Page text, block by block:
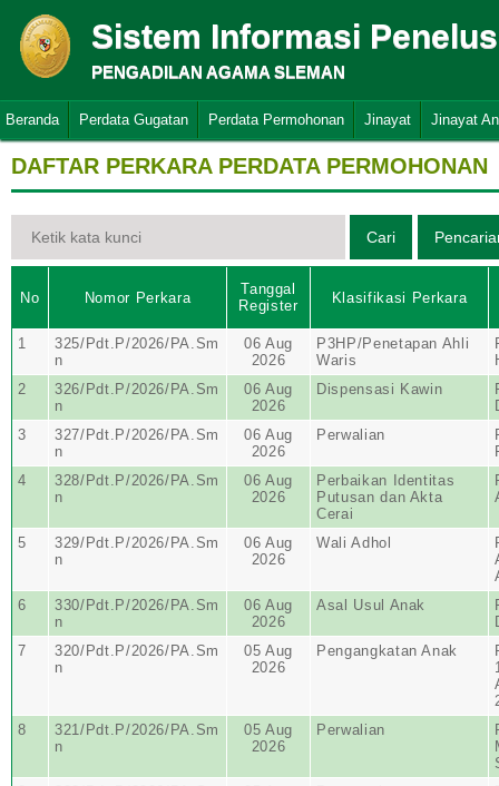
Sistem Informasi
PENGADILAN AGAMA SLEMAN
Beranda Perdata Gugatan Perdata Permohonan Jinayat Jinayat
DAFTAR PERKARA PERDATA PERMOHONAN
No Nomor Perkara
Tanggal
Register
Klasifikasi Perkara
1
325/Pdt.P/2026/PA.Sm
n
06 Aug
2026
P3HP/Penetapan Ahli
Waris
2
326/Pdt.P/2026/PA.Sm
n
06 Aug
2026
Dispensasi Kawin
3
327/Pdt.P/2026/PA.Sm
n
06 Aug
2026
Perwalian
4
328/Pdt.P/2026/PA.Sm
n
06 Aug
2026
Perbaikan Identitas
Putusan dan Akta
Cerai
5
329/Pdt.P/2026/PA.Sm
n
06 Aug
2026
Wali Adhol
6
330/Pdt.P/2026/PA.Sm
n
06 Aug
2026
Asal Usul Anak
7
320/Pdt.P/2026/PA.Sm
n
05 Aug
2026
Pengangkatan Anak
8
321/Pdt.P/2026/PA.Sm
n
05 Aug
2026
Perwalian